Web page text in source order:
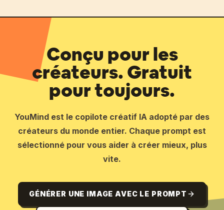
Conçu pour les
créateurs. Gratuit
pour toujours.
YouMind est le copilote créatif IA adopté par des
créateurs du monde entier. Chaque prompt est
sélectionné pour vous aider à créer mieux, plus
vite.
GÉNÉRER UNE IMAGE AVEC LE PROMPT